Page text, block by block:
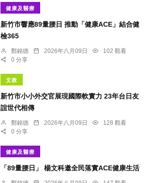
健康及醫療
新竹市響應89量腰日 推動「健康ACE」結合健
檢365
鄭銘德 2026年八月09日
102 觀看
0 分享
文教
新竹市小小外交官展現國際軟實力 23年台日友
誼世代相傳
鄭銘德 2026年八月09日
128 觀看
0 分享
健康及醫療
「89量腰日」 楊文科邀全民落實ACE健康生活